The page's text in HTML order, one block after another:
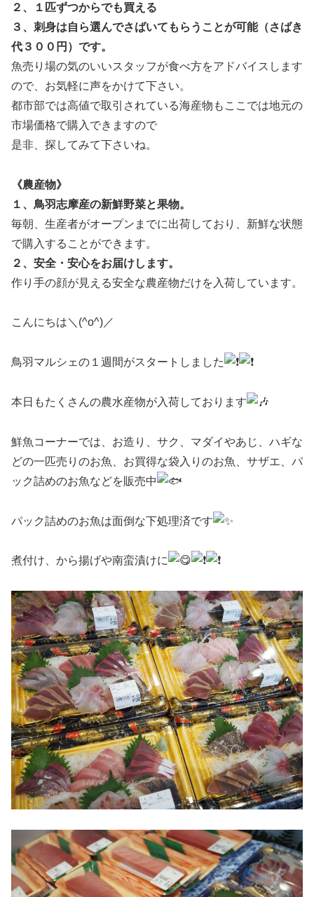
２、１匹ずつからでも買える
３、刺身は自ら選んでさばいてもらうことが可能（さばき
代３００円）です。
魚売り場の気のいいスタッフが食べ方をアドバイスします
ので、お気軽に声をかけて下さい。
都市部では高値で取引されている海産物もここでは地元の
市場価格で購入できますので
是非、探してみて下さいね。
《農産物》
１、鳥羽志摩産の新鮮野菜と果物。
毎朝、生産者がオープンまでに出荷しており、新鮮な状態
で購入することができます。
２、安全・安心をお届けします。
作り手の顔が見える安全な農産物だけを入荷しています。
こんにちは＼(^o^)／
鳥羽マルシェの１週間がスタートしました
本日もたくさんの農水産物が入荷しております
鮮魚コーナーでは、お造り、サク、マダイやあじ、ハギな
どの一匹売りのお魚、お買得な袋入りのお魚、サザエ、パ
ック詰めのお魚などを販売中
パック詰めのお魚は面倒な下処理済です
煮付け、から揚げや南蛮漬けに